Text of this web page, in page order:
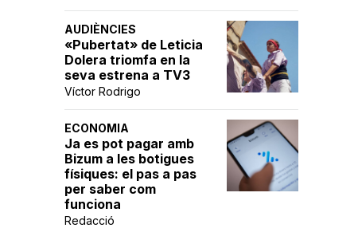
AUDIÈNCIES
«Pubertat» de Leticia
Dolera triomfa en la
seva estrena a TV3
Víctor Rodrigo
ECONOMIA
Ja es pot pagar amb
Bizum a les botigues
físiques: el pas a pas
per saber com
funciona
Redacció